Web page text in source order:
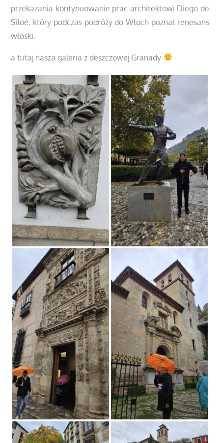
przekazania kontynuowanie prac architektowi Diego de
Siloé, który podczas podróży do Włoch poznał renesans
włoski.
a tutaj nasza galeria z deszczowej Granady